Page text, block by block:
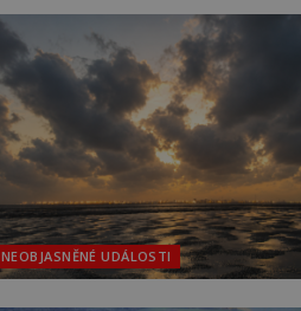
NEOBJASNĚNÉ UDÁLOSTI